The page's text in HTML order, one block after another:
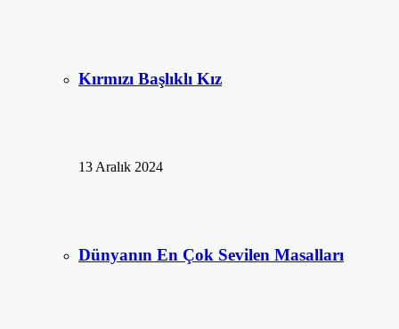
Kırmızı Başlıklı Kız
13 Aralık 2024
Dünyanın En Çok Sevilen Masalları